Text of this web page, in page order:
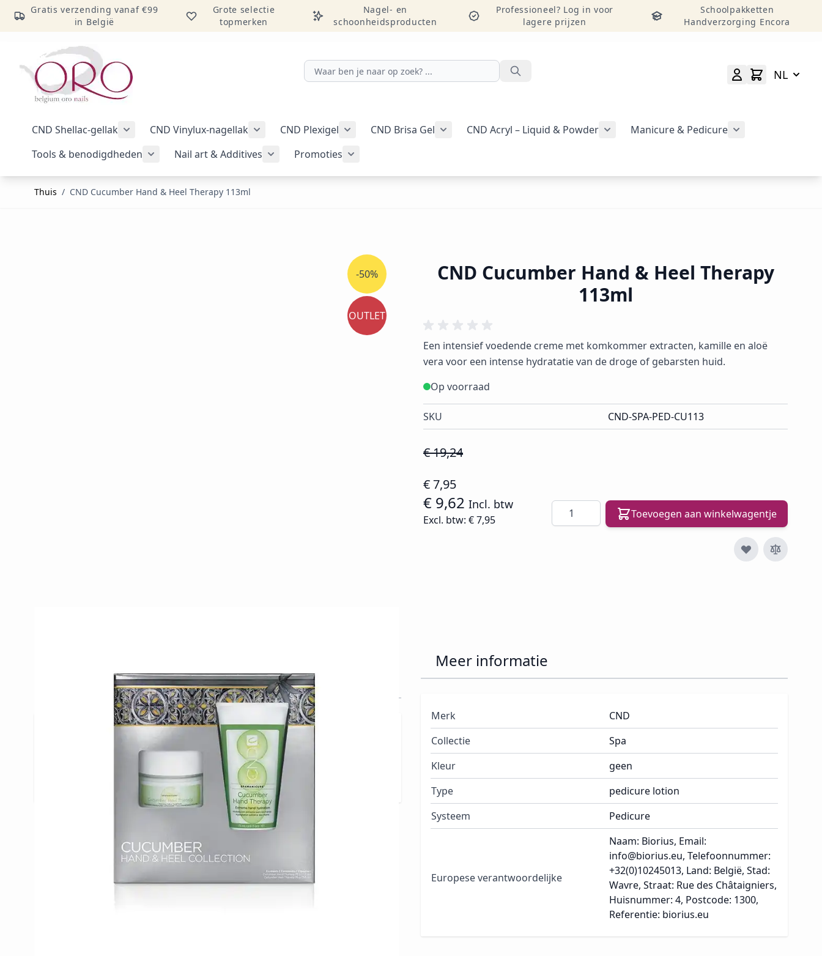
Gratis verzending vanaf €99
in België
Grote selectie
topmerken
Nagel- en
schoonheidsproducten
Professioneel? Log in voor
lagere prijzen
Schoolpakketten
Handverzorging Encora
Ga naar inhoud
Zoeken
NL
CND Shellac-gellak
CND Vinylux-nagellak
CND Plexigel
CND Brisa Gel
CND Acryl – Liquid & Powder
Manicure & Pedicure
Tools & benodigdheden
Nail art & Additives
Promoties
Thuis / CND Cucumber Hand & Heel Therapy 113ml
CND Cucumber Hand & Heel Therapy
113ml
-50%
OUTLET
Een intensief voedende creme met komkommer extracten, kamille en aloë
vera voor een intense hydratatie van de droge of gebarsten huid.
Op voorraad
SKU CND-SPA-PED-CU113
€ 19,24
€ 7,95
€ 9,62 Incl. btw
Excl. btw: € 7,95
Aantal Toevoegen aan winkelwagentje
Therapy 113ml
Een intensief voedende creme met komkommer extracten, kamille en aloë
vera voor een intense hydratatie van de droge of gebarsten huid.
Meer informatie
Merk
CND
Collectie
Spa
Kleur
geen
Type
pedicure lotion
Systeem
Pedicure
Europese verantwoordelijke
Naam: Biorius, Email:
info@biorius.eu, Telefoonnummer:
+32(0)10245013, Land: België, Stad:
Wavre, Straat: Rue des Châtaigniers,
Huisnummer: 4, Postcode: 1300,
Referentie: biorius.eu